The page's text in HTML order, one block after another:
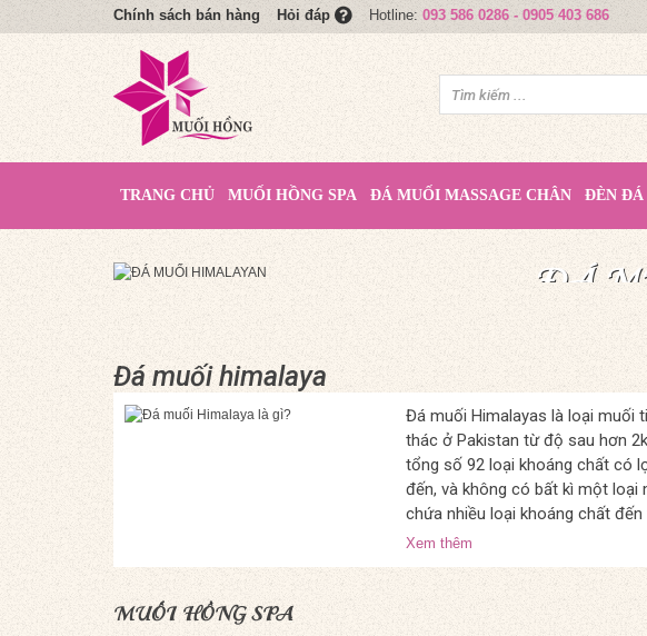
Chính sách bán hàng Hỏi đáp Hotline: 093 586 0286 - 0905 403 686
TRANG CHỦ MUỐI HỒNG SPA ĐÁ MUỐI MASSAGE CHÂN ĐÈN ĐÁ
ĐÁ
QUÀ
ĐÁ
Đá muối himalaya
Đá muối Himalayas là loại muối
thác ở Pakistan từ độ sau hơn
tổng số 92 loại khoáng chất có
đến, và không có bất kì một
chứa nhiều loại khoáng chất đến
Xem thêm
MUỐI HỒNG SPA